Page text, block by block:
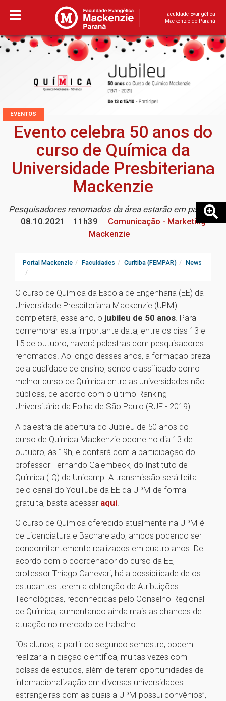
Faculdade Evangélica
Mackenzie do Paraná
EVENTOS
Evento celebra 50 anos do
curso de Química da
Universidade Presbiteriana
Mackenzie
Pesquisadores renomados da área estarão em palestra
08.10.2021
11h39
Comunicação - Marketing
Mackenzie
Portal Mackenzie Faculdades Curitiba (FEMPAR) News
O curso de Química da Escola de Engenharia (EE) da
Universidade Presbiteriana Mackenzie (UPM)
completará, esse ano, o jubileu de 50 anos. Para
comemorar esta importante data, entre os dias 13 e
15 de outubro, haverá palestras com pesquisadores
renomados. Ao longo desses anos, a formação preza
pela qualidade de ensino, sendo classificado como
melhor curso de Química entre as universidades não
públicas, de acordo com o último Ranking
Universitário da Folha de São Paulo (RUF - 2019).
A palestra de abertura do Jubileu de 50 anos do
curso de Química Mackenzie ocorre no dia 13 de
outubro, às 19h, e contará com a participação do
professor Fernando Galembeck, do Instituto de
Química (IQ) da Unicamp. A transmissão será feita
pelo canal do YouTube da EE da UPM de forma
gratuita, basta acessar aqui.
O curso de Química oferecido atualmente na UPM é
de Licenciatura e Bacharelado, ambos podendo ser
concomitantemente realizados em quatro anos. De
acordo com o coordenador do curso da EE,
professor Thiago Canevari, há a possibilidade de os
estudantes terem a obtenção de Atribuições
Tecnológicas, reconhecidas pelo Conselho Regional
de Química, aumentando ainda mais as chances de
atuação no mercado de trabalho.
“Os alunos, a partir do segundo semestre, podem
realizar a iniciação científica, muitas vezes com
bolsas de estudos, além de terem oportunidades de
internacionalização em diversas universidades
estrangeiras com as quais a UPM possui convênios”,